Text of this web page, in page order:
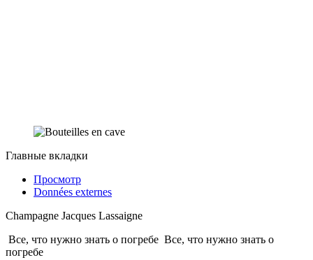
Главные вкладки
Просмотр
Données externes
Champagne Jacques Lassaigne
Все, что нужно знать о погребе Все, что нужно знать о
погребе